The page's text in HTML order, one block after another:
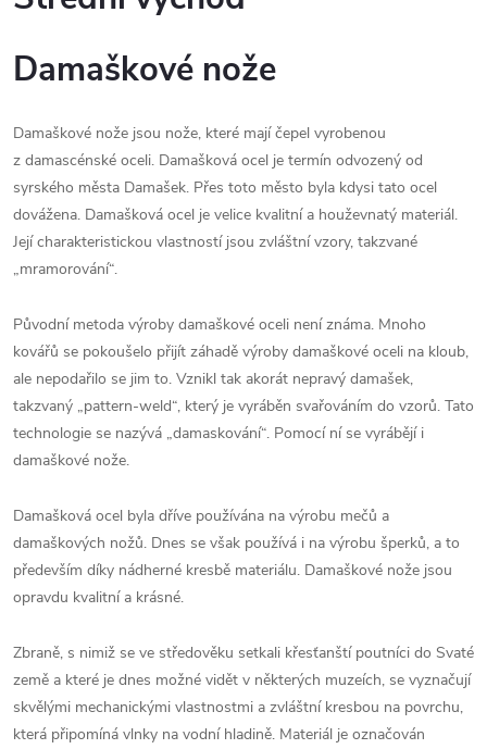
Damaškové nože
Damaškové nože jsou nože, které mají čepel vyrobenou
z damascénské oceli. Damašková ocel je termín odvozený od
syrského města Damašek. Přes toto město byla kdysi tato ocel
dovážena. Damašková ocel je velice kvalitní a houževnatý materiál.
Její charakteristickou vlastností jsou zvláštní vzory, takzvané
„mramorování“.
Původní metoda výroby damaškové oceli není známa. Mnoho
kovářů se pokoušelo přijít záhadě výroby damaškové oceli na kloub,
ale nepodařilo se jim to. Vznikl tak akorát nepravý damašek,
takzvaný „pattern-weld“, který je vyráběn svařováním do vzorů. Tato
technologie se nazývá „damaskování“. Pomocí ní se vyrábějí i
damaškové nože.
Damašková ocel byla dříve používána na výrobu mečů a
damaškových nožů. Dnes se však používá i na výrobu šperků, a to
především díky nádherné kresbě materiálu. Damaškové nože jsou
opravdu kvalitní a krásné.
Zbraně, s nimiž se ve středověku setkali křesťanští poutníci do Svaté
země a které je dnes možné vidět v některých muzeích, se vyznačují
skvělými mechanickými vlastnostmi a zvláštní kresbou na povrchu,
která připomíná vlnky na vodní hladině. Materiál je označován